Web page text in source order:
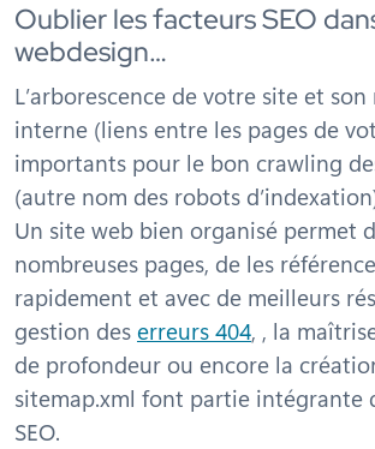
Oublier les facteurs SEO
webdesign…
L’arborescence de votre site et
interne (liens entre les pages de
importants pour le bon crawling
(autre nom des robots
Un site web bien organisé permet
nombreuses pages, de les
rapidement et avec de meilleurs
gestion deserreurs 404, , la
de profondeur ou encore la
sitemap.xml font partie intégrante
SEO.